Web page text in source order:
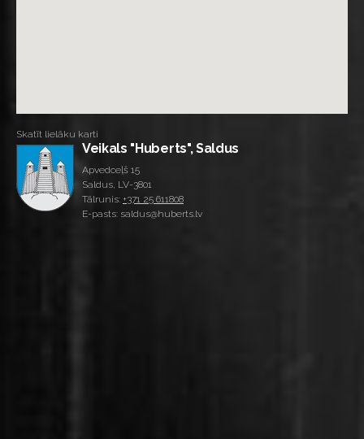
Skatīt lielāku karti
Veikals "Huberts", Saldus
Apvedceļš 15
Saldus, LV-3801
Tālrunis: +371 25 611808
E-pasts: saldus@huberts.lv